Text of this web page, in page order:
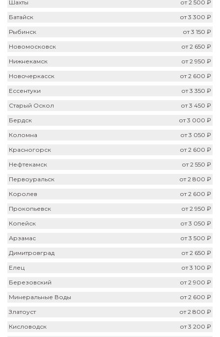
Шахты
от 2 500 ₽
Батайск
от 3 300 ₽
Рыбинск
от 3 150 ₽
Новомосковск
от 2 650 ₽
Нижнекамск
от 2 950 ₽
Новочеркасск
от 2 600 ₽
Ессентуки
от 3 350 ₽
Старый Оскол
от 3 450 ₽
Бердск
от 3 000 ₽
Коломна
от 3 050 ₽
Красногорск
от 2 600 ₽
Нефтекамск
от 2 550 ₽
Первоуральск
от 2 800 ₽
Королев
от 2 600 ₽
Прокопьевск
от 2 950 ₽
Копейск
от 3 050 ₽
Арзамас
от 3 500 ₽
Димитровград
от 2 650 ₽
Елец
от 3 100 ₽
Березовский
от 2 900 ₽
Минеральные Воды
от 2 600 ₽
Златоуст
от 2 800 ₽
Кисловодск
от 3 200 ₽